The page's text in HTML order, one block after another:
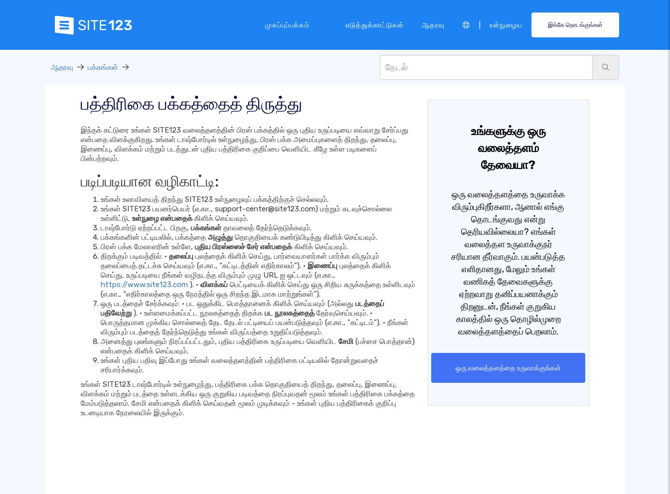
முகப்புப்பக்கம் எடுத்துக்காட்டுகள் ஆதரவு உள்நுழைய இங்கே தொடங்குங்கள்
ஆதரவு பக்கங்கள்
பத்திரிகை பக்கத்தைத் திருத்து
இந்தக் கட்டுரை உங்கள் SITE123 வலைத்தளத்தின் பிரஸ் பக்கத்தில் ஒரு புதிய உருப்படியை எவ்வாறு சேர்ப்பது
என்பதை விளக்குகிறது. உங்கள் டாஷ்போர்டில் உள்நுழைந்து, பிரஸ் பக்க அமைப்புகளைத் திறந்து, தலைப்பு,
இணைப்பு, விளக்கம் மற்றும் படத்துடன் புதிய பத்திரிகை குறிப்பை வெளியிட கீழே உள்ள படிகளைப்
பின்பற்றவும்.
படிப்படியான வழிகாட்டி:
உங்கள் உலாவியைத் திறந்து SITE123 உள்நுழைவுப் பக்கத்திற்குச் செல்லவும்.
உங்கள் SITE123 பயனர்பெயர் (எ.கா., support-center@site123.com) மற்றும் கடவுச்சொல்லை
உள்ளிட்டு, உள்நுழை என்பதைக்கிளிக் செய்யவும்.
டாஷ்போர்டு ஏற்றப்பட்ட பிறகு, பக்கங்கள்தாவலைத் தேர்ந்தெடுக்கவும்.
பக்கங்களின் பட்டியலில், பக்கத்தை அழுத்து தொகுதியைக் கண்டுபிடித்து கிளிக் செய்யவும்.
பிரஸ் பக்க மேலாளரின் உள்ளே, புதிய பிரஸ்ஸைச் சேர் என்பதைக்கிளிக் செய்யவும்.
திறக்கும் படிவத்தில்: • தலைப்பு புலத்தைக் கிளிக் செய்து, பார்வையாளர்கள் பார்க்க விரும்பும்
தலைப்பைத் தட்டச்சு செய்யவும் (எ.கா., “கட்டிடத்தின் எதிர்காலம்”). • இணைப்பு புலத்தைக் கிளிக்
செய்து, உருப்படியை நீங்கள் வழிநடத்த விரும்பும் முழு URL ஐ ஒட்டவும் (எ.கா.,
https://www.site123.com ). • விளக்கப் பெட்டியைக் கிளிக் செய்து ஒரு சிறிய சுருக்கத்தை உள்ளிடவும்
(எ.கா., “எதிர்காலத்தை ஒரு நேரத்தில் ஒரு சிறந்த இடமாக மாற்றுங்கள்”).
ஒரு படத்தைச் சேர்க்கவும்: • பட ஒதுக்கிட பொத்தானைக் கிளிக் செய்யவும் (அல்லது படத்தைப்
பதிவேற்று ). • உள்ளமைக்கப்பட்ட நூலகத்தைத் திறக்க பட நூலகத்தைத்தேர்வுசெய்யவும். •
பொருத்தமான முக்கிய சொல்லைத் தேட தேடல் பட்டியைப் பயன்படுத்தவும் (எ.கா., "கட்டிடம்"). • நீங்கள்
விரும்பும் படத்தைத் தேர்ந்தெடுத்து உங்கள் விருப்பத்தை உறுதிப்படுத்தவும்.
அனைத்து புலங்களும் நிரப்பப்பட்டதும், புதிய பத்திரிகை உருப்படியை வெளியிட சேமி (பச்சை பொத்தான்)
என்பதைக் கிளிக் செய்யவும்.
உங்கள் புதிய பதிவு இப்போது உங்கள் வலைத்தளத்தின் பத்திரிகை பட்டியலில் தோன்றுவதைச்
சரிபார்க்கவும்.
உங்கள் SITE123 டாஷ்போர்டில் உள்நுழைந்து, பத்திரிகை பக்க தொகுதியைத் திறந்து, தலைப்பு, இணைப்பு,
விளக்கம் மற்றும் படத்தை உள்ளடக்கிய ஒரு குறுகிய படிவத்தை நிரப்புவதன் மூலம் உங்கள் பத்திரிகை பக்கத்தை
மேம்படுத்தலாம். சேமி என்பதைக் கிளிக் செய்வதன் மூலம் முடிக்கவும் - உங்கள் புதிய பத்திரிகைக் குறிப்பு
உடனடியாக நேரலையில் இருக்கும்.
உங்களுக்கு ஒரு
வலைத்தளம்
தேவையா?
ஒரு வலைத்தளத்தை உருவாக்க
விரும்புகிறீர்களா, ஆனால் எங்கு
தொடங்குவது என்று
தெரியவில்லையா? எங்கள்
வலைத்தள உருவாக்குநர்
சரியான தீர்வாகும். பயன்படுத்த
எளிதானது, மேலும் உங்கள்
வணிகத் தேவைகளுக்கு
ஏற்றவாறு தனிப்பயனாக்கும்
திறனுடன், நீங்கள் குறுகிய
காலத்தில் ஒரு தொழில்முறை
வலைத்தளத்தைப் பெறலாம்.
ஒரு வலைத்தளத்தை உருவாக்குங்கள்